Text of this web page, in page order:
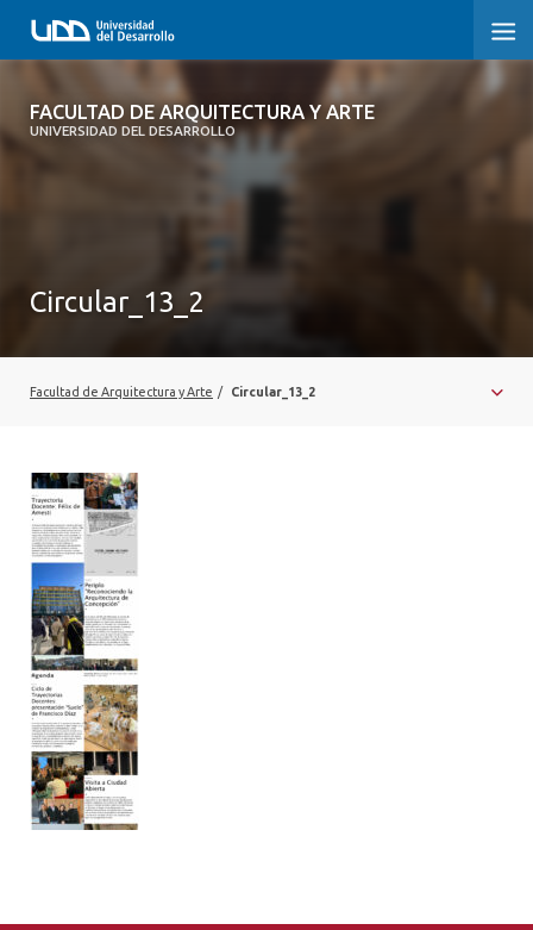
FACULTAD DE ARQUITECTURA Y ARTE
UNIVERSIDAD DEL DESARROLLO
FACULTAD DE ARQUITECTURA Y ARTE
VINCULACIÓN CON EL MEDIO
ALUMNI
PLATAFORMA VUT
Circular_13_2
Facultad de Arquitectura y Arte / Circular_13_2